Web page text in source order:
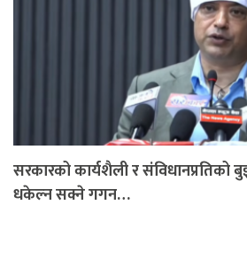
सरकारको कार्यशैली र संविधानप्रतिको
धकेल्न सक्ने गगन…